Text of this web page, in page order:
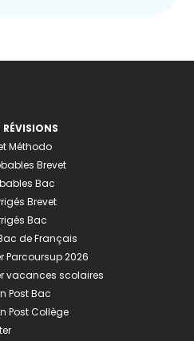
Méthodo
Brevet
Bac
Brevet
Bac
de Français
Parcoursup 2026
vacances scolaires
Post Bac
Post Collège